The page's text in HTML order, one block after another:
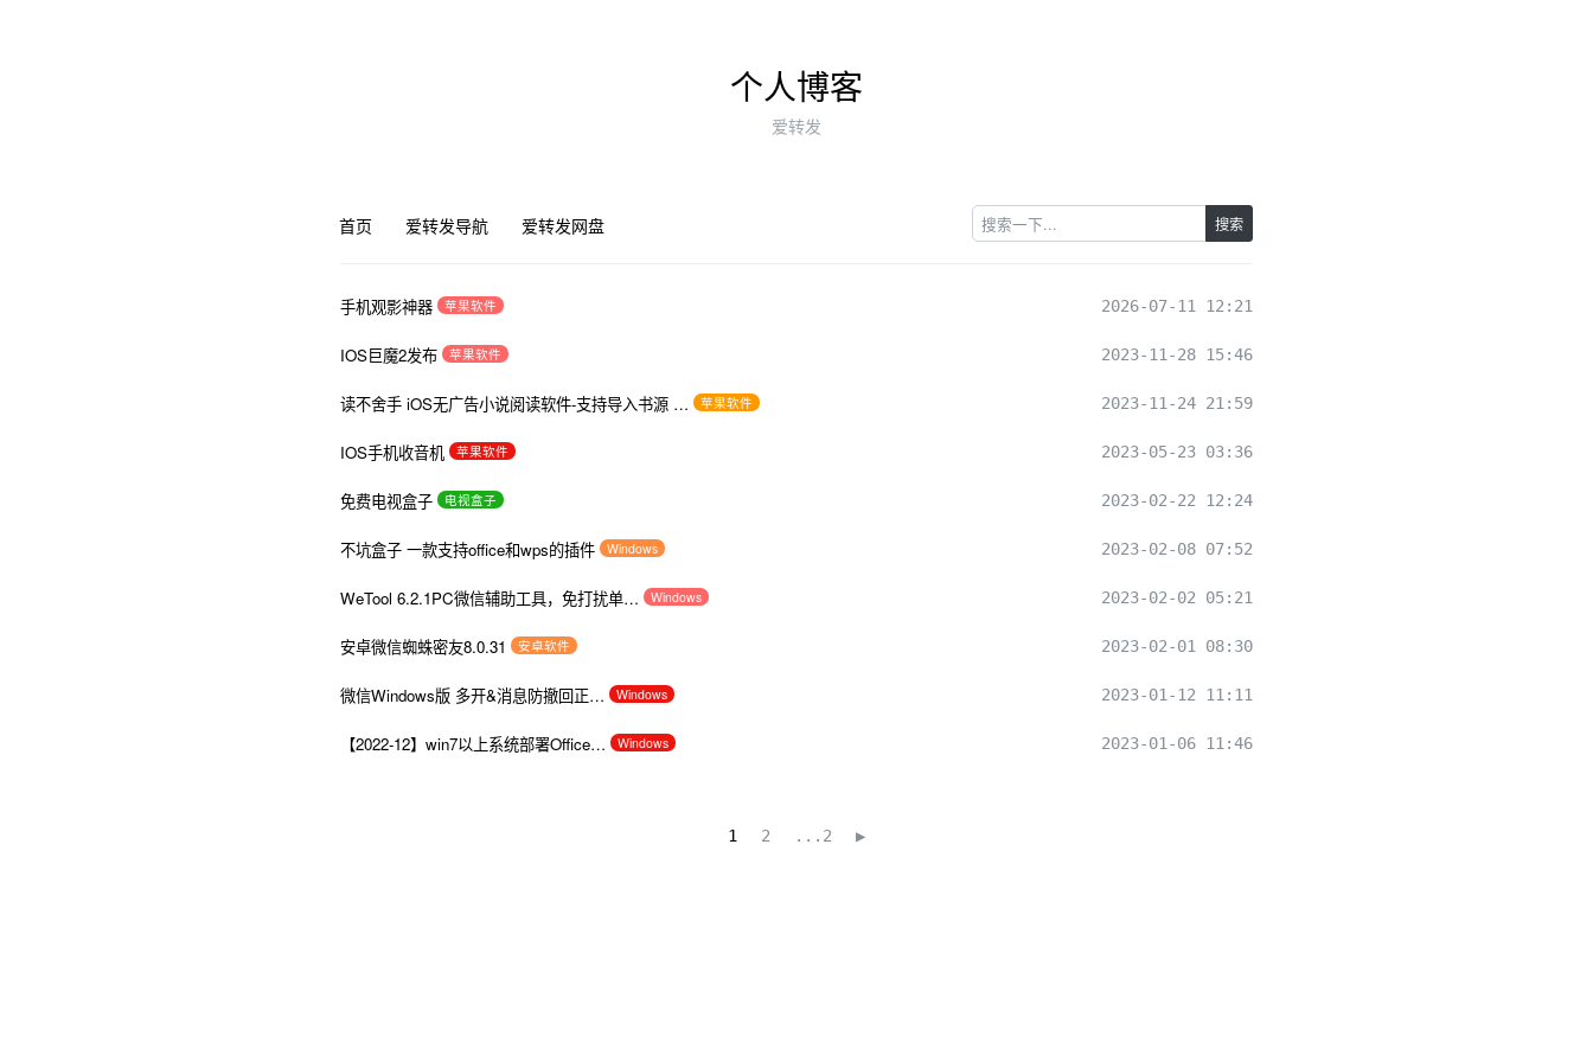
个人博客
爱转发
首页 爱转发导航 爱转发网盘 搜索
手机观影神器 苹果软件 2026-07-11 12:21
IOS巨魔2发布 苹果软件 2023-11-28 15:46
读不舍手 iOS无广告小说阅读软件-支持导入书源 … 苹果软件 2023-11-24 21:59
IOS手机收音机 苹果软件 2023-05-23 03:36
免费电视盒子 电视盒子 2023-02-22 12:24
不坑盒子 一款支持office和wps的插件 Windows 2023-02-08 07:52
WeTool 6.2.1PC微信辅助工具，免打扰单… Windows 2023-02-02 05:21
安卓微信蜘蛛密友8.0.31 安卓软件 2023-02-01 08:30
微信Windows版 多开&消息防撤回正… Windows 2023-01-12 11:11
【2022-12】win7以上系统部署Office… Windows 2023-01-06 11:46
1 2 ...2 ▶